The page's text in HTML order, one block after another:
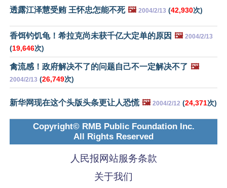
透露江泽慧受贿 王怀忠怎能不死 🖼️ 2004/2/13 (42,930次)
香饵钓饥龟！希拉克尚未获千亿大定单的原因 🖼️ 2004/2/13
(19,646次)
禽流感！政府解决不了的问题自己不一定解决不了 🖼️
2004/2/13 (26,749次)
新华网现在这个头版头条更让人恐慌 🖼️ 2004/2/12 (24,371次)
Copyright© RMB Public Foundation Inc.
All Rights Reserved
人民报网站服务条款
关于我们